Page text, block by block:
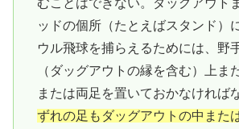
むことはできない。ダッグアウト
ッドの個所（たとえばスタンド）
ウル飛球を捕らえるためには、野
（ダッグアウトの縁を含む）上ま
または両足を置いておかなければ
ずれの足もダッグアウトの中また